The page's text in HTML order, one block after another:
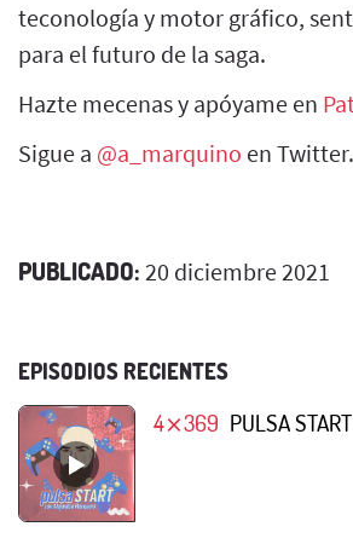
teconología y motor gráfico,
para el futuro de la saga.
Hazte mecenas y apóyame en
Sigue a @a_marquino en Twitter.
PUBLICADO: 20 diciembre 2021
EPISODIOS RECIENTES
4⨯369 PULSA